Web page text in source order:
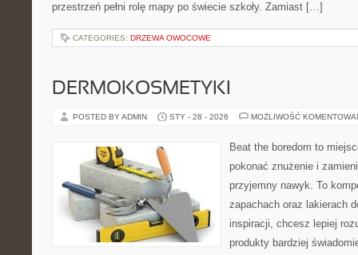
przestrzeń pełni rolę mapy po świecie szkoły. Zamiast […]
CATEGORIES: DRZEWA OWOCOWE
DERMOKOSMETYKI
POSTED BY ADMIN STY - 28 - 2026 MOŻLIWOŚĆ
Beat the boredom to
pokonać znużenie i
przyjemny nawyk. To
zapachach oraz lakierach
inspiracji, chcesz lepiej
produkty bardziej